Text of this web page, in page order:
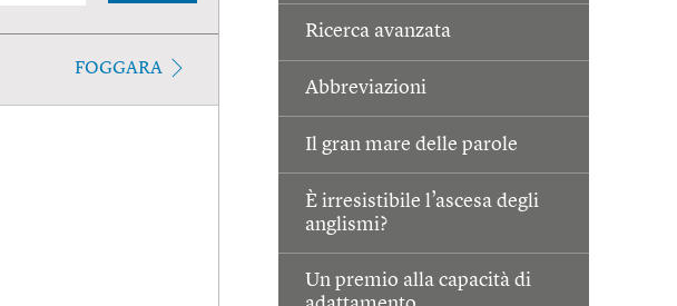
Ricerca avanzata
Abbreviazioni
Il gran mare delle parole
È irresistibile l’ascesa degli
anglismi?
Un premio alla capacità di
FOGGARA